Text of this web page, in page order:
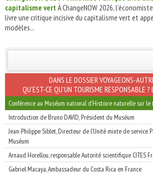
capitalisme vert À ChangeNOW 2026,
livre une critique incisive du capitalisme vert et
modèles...
INSCRIVEZ-VOUS | ABONNEZ-VOUS
DANS LE DOSSIER VOYAGEONS-
QU’EST-CE QU’UN TOURISME RESPONSABLE ?
Conférence au Muséum national d'Histoire naturelle sur
Introduction de Bruno DAVID, Président du Muséum
Jean-Philippe Siblet, Directeur de l'Unité mixte de service
Muséum
Arnaud Horellou, responsable Autorité scientifique CITES
Gabriel Macaya, Ambassadeur du Costa Rica en France